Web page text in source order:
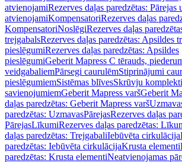
atvienojamiRezerves daļas paredzētas: Pārejas
atvienojamiKompensatoriRezerves daļas
KompensatoriNoslēgiRezerves daļas
trejgabalsRezerves daļas paredzētas: Apsildes
pieslēgumiRezerves daļas paredzētas: Apsildes
pieslēgumiGeberit Mapress C tērauds,
veidgabaliemPārsegi caurulēmStiprinājumi
pieslēgumiemSistēmas blīvesSkrūvju
savienojumiemGeberit Mapress varšGeberit
daļas paredzētas: Geberit Mapress varš
paredzētas: UzmavasPārejasRezerves daļas
PārejasLīkumiRezerves daļas paredzētas:
daļas paredzētas: TrejgabaliIebūvēta cirkulācija
paredzētas: Iebūvēta cirkulācijaKrusta elementi
paredzētas: Krusta elementiNeatvienojamas